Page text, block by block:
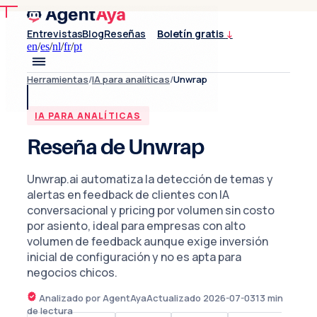
EntrevistasBlogReseñas Boletín gratis ↓
en/es/nl/fr/pt
Herramientas/IA para analíticas/Unwrap
IA PARA ANALÍTICAS
Reseña de Unwrap
Unwrap.ai automatiza la detección de temas y
alertas en feedback de clientes con IA
conversacional y pricing por volumen sin costo
por asiento, ideal para empresas con alto
volumen de feedback aunque exige inversión
inicial de configuración y no es apta para
negocios chicos.
Analizado por AgentAyaActualizado 2026-07-0313 min
de lectura